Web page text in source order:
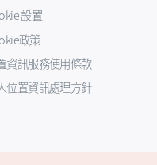
設置
政策
資訊服務使用條款
位置資訊處理方針